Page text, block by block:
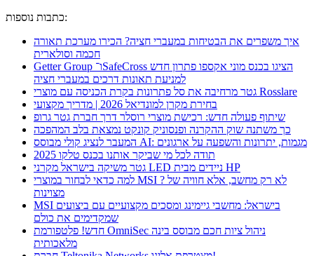
כתבות נוספות:
איך משפרים את הבטיחות במעברי חציה? הכירו מערכת תאורה
חכמה וסולארית
Getter Group ו־SafeCross הציגו בכנס מוני אקספו פתרון חדש
למניעת תאונות דרכים במעברי חציה
גטר מרחיבה את סל פתרונות בקרת הכניסה עם מוצרי Rosslare
בחירת מקרן למונדיאל 2026 | מדריך מקצועי
שיתוף פעולה חדש: רכישת מוצרי רוסלר דרך חברת גטר גרופ
כך משתנה שוק ההקרנה ופנסוניק קונקט נמצאת בלב המהפכה
המעבר לנציג קולי מבוסס AI: מגמות, יתרונות והשפעה על ארגונים
תודה לכל מי שביקר אותנו בכנס טלקו 2025
גטר משיקה בישראל מקרני LED ניידים מבית HP
למה כדאי לבחור במוצרי MSI ? לא רק מחשב, אלא חוויה של
מצוינות
MSI בישראל: מחשבי גיימינג ומסכים מקצועיים עם ביצועים
שמקדימים את כולם
חדש! פלטפורמת OmniSec ניהול ציות חכם מבוסס בינה
מלאכותית